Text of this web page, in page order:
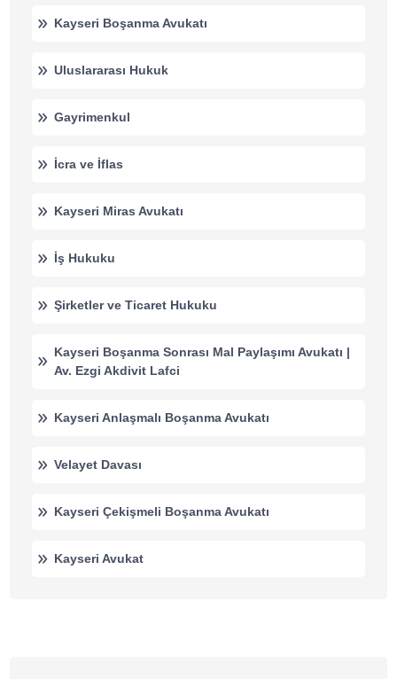
Kayseri Boşanma Avukatı
Uluslararası Hukuk
Gayrimenkul
İcra ve İflas
Kayseri Miras Avukatı
İş Hukuku
Şirketler ve Ticaret Hukuku
Kayseri Boşanma Sonrası Mal Paylaşımı Avukatı |
Av. Ezgi Akdivit Lafci
Kayseri Anlaşmalı Boşanma Avukatı
Velayet Davası
Kayseri Çekişmeli Boşanma Avukatı
Kayseri Avukat